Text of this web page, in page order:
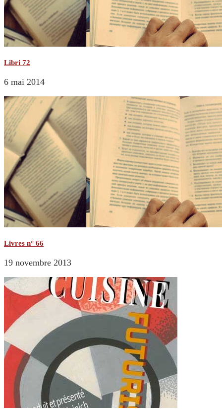
Libri 72
6 mai 2014
Livres n° 66
19 novembre 2013